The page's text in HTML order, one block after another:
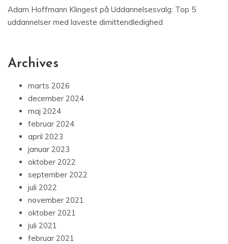
Adam Hoffmann Klingest på Uddannelsesvalg: Top 5
uddannelser med laveste dimittendledighed
Archives
marts 2026
december 2024
maj 2024
februar 2024
april 2023
januar 2023
oktober 2022
september 2022
juli 2022
november 2021
oktober 2021
juli 2021
februar 2021